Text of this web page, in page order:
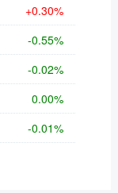
+0.30%
-0.55%
-0.02%
0.00%
-0.01%